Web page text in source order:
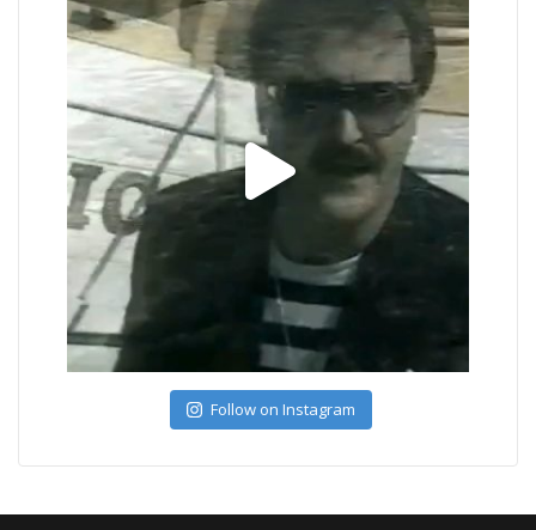
Follow on Instagram